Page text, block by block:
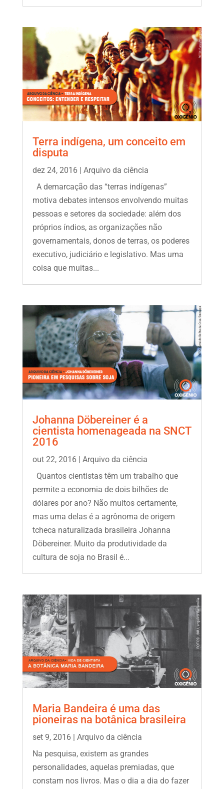
Terra indígena, um conceito em
disputa
dez 24, 2016| Arquivo da ciência
A demarcação das “terras indígenas”
motiva debates intensos envolvendo muitas
pessoas e setores da sociedade: além dos
próprios índios, as organizações não
governamentais, donos de terras, os poderes
executivo, judiciário e legislativo. Mas uma
coisa que muitas...
Johanna Döbereiner é a
cientista homenageada na SNCT
2016
out 22, 2016| Arquivo da ciência
Quantos cientistas têm um trabalho que
permite a economia de dois bilhões de
dólares por ano? Não muitos certamente,
mas uma delas é a agrônoma de origem
tcheca naturalizada brasileira Johanna
Döbereiner. Muito da produtividade da
cultura de soja no Brasil é...
Maria Bandeira é uma das
pioneiras na botânica brasileira
set 9, 2016| Arquivo da ciência
Na pesquisa, existem as grandes
personalidades, aquelas premiadas, que
constam nos livros. Mas o dia a dia do fazer